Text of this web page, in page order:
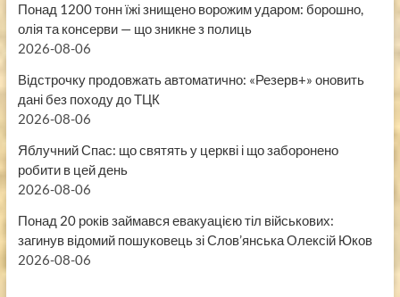
Понад 1200 тонн їжі знищено ворожим ударом: борошно,
олія та консерви — що зникне з полиць
2026-08-06
Відстрочку продовжать автоматично: «Резерв+» оновить
дані без походу до ТЦК
2026-08-06
Яблучний Спас: що святять у церкві і що заборонено
робити в цей день
2026-08-06
Понад 20 років займався евакуацією тіл військових:
загинув відомий пошуковець зі Слов’янська Олексій Юков
2026-08-06